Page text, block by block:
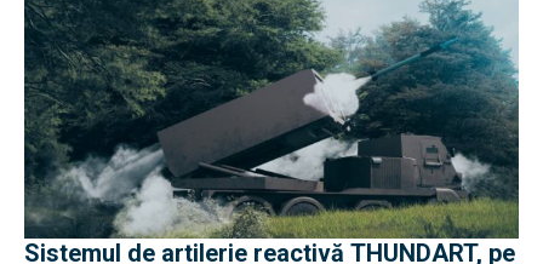
Sistemul de artilerie reactivă THUNDART, pe